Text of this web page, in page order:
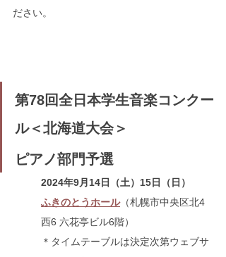
ださい。
第78回全日本学生音楽コンクー
ル＜北海道大会＞
ピアノ部門予選
2024年9月14日（土）15日（日）
ふきのとうホール（札幌市中央区北4
西6 六花亭ビル6階）
＊タイムテーブルは決定次第ウェブサ